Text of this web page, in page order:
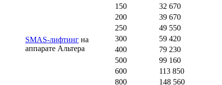
SMAS-лифтинг на
аппарате Альтера
150
32 670
200
39 670
250
49 550
300
59 420
400
79 230
500
99 160
600
113 850
800
148 560